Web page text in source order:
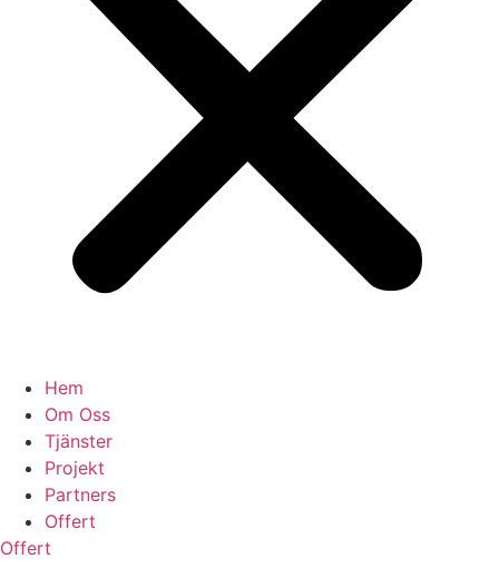
Hem
Om Oss
Tjänster
Projekt
Partners
Offert
Offert